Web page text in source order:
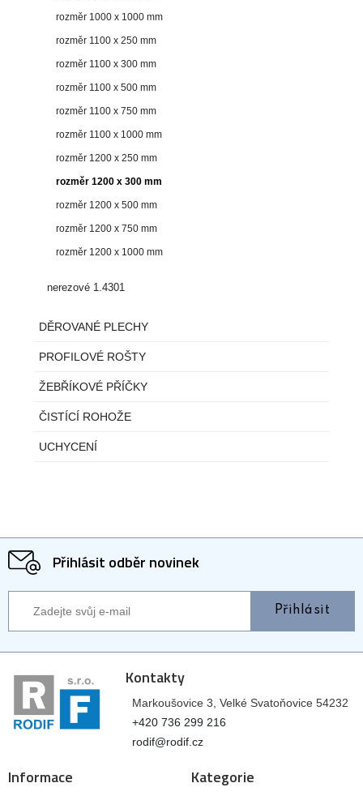
rozměr 1000 x 1000 mm
rozměr 1100 x 250 mm
rozměr 1100 x 300 mm
rozměr 1100 x 500 mm
rozměr 1100 x 750 mm
rozměr 1100 x 1000 mm
rozměr 1200 x 250 mm
rozměr 1200 x 300 mm
rozměr 1200 x 500 mm
rozměr 1200 x 750 mm
rozměr 1200 x 1000 mm
nerezové 1.4301
DĚROVANÉ PLECHY
PROFILOVÉ ROŠTY
ŽEBŘÍKOVÉ PŘÍČKY
ČISTÍCÍ ROHOŽE
UCHYCENÍ
Přihlásit odběr novinek
Přihlásit
Kontakty
Markoušovice 3, Velké Svatoňovice 54232
+420 736 299 216
rodif@rodif.cz
Informace Kategorie